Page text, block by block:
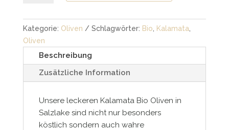
in
Salzlake
-
350/e220gr
Menge
Kategorie: Oliven Schlagwörter: Bio Kalamata
Oliven
Beschreibung
Zusätzliche Information
Unsere leckeren Kalamata Bio Oliven in
Salzlake sind nicht nur besonders
köstlich sondern auch wahre